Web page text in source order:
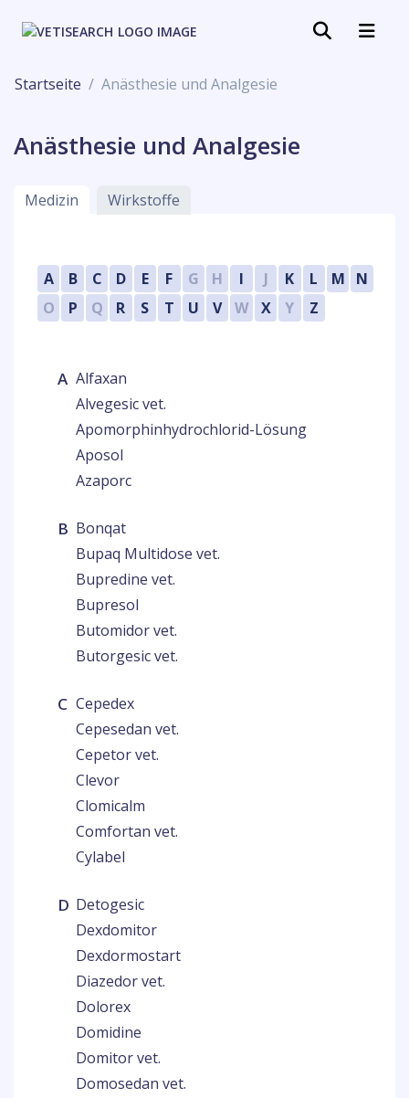
Startseite Anästhesie und Analgesie
Anästhesie und Analgesie
Medizin Wirkstoffe
A B C D E F G H I J K L M
N
O
P Q R S T U V W X Y Z
A Alfaxan
Alvegesic vet.
Apomorphinhydrochlorid-Lösung
Aposol
Azaporc
B Bonqat
Bupaq Multidose vet.
Bupredine vet.
Bupresol
Butomidor vet.
Butorgesic vet.
C Cepedex
Cepesedan vet.
Cepetor vet.
Clevor
Clomicalm
Comfortan vet.
Cylabel
D Detogesic
Dexdomitor
Dexdormostart
Diazedor vet.
Dolorex
Domidine
Domitor vet.
Domosedan vet.